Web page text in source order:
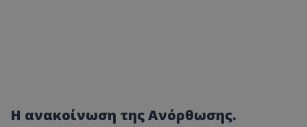
Η ανακοίνωση της Ανόρθωσης.